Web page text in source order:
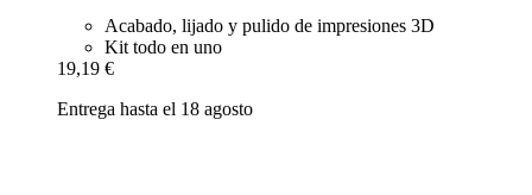
Acabado, lijado y pulido de impresiones 3D
Kit todo en uno
19,19 €
Entrega hasta el 18 agosto